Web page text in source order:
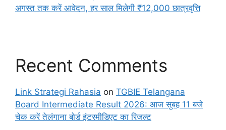
अगस्त तक करें आवेदन, हर साल मिलेगी ₹12,000 छात्रवृत्ति
Recent Comments
Link Strategi Rahasia on TGBIE Telangana
Board Intermediate Result 2026: आज सुबह 11 बजे
चेक करें तेलंगाना बोर्ड इंटरमीडिएट का रिजल्ट